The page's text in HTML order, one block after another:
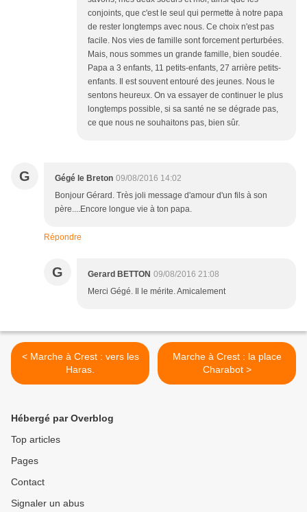
conjoints, que c'est le seul qui permette à notre papa
de rester longtemps avec nous. Ce choix n'est pas
facile. Nos vies de famille sont forcement perturbées.
Mais, nous sommes un grande famille, bien soudée.
Papa a 3 enfants, 11 petits-enfants, 27 arrière petits-
enfants. Il est souvent entouré des jeunes. Nous le
sentons heureux. On va essayer de continuer le plus
longtemps possible, si sa santé ne se dégrade pas,
ce que nous ne souhaitons pas, bien sûr.
G Gégé le Breton 09/08/2016 14:02
Bonjour Gérard. Très joli message d'amour d'un fils à son
père....Encore longue vie à ton papa.
Répondre
G Gerard BETTON 09/08/2016 21:08
Merci Gégé. Il le mérite. Amicalement
< Marche à Crest : vers les
Haras.
Marche à Crest : la place
Charabot >
Hébergé par Overblog
Top articles
Pages
Contact
Signaler un abus